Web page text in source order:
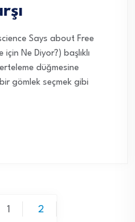
Says about Free
Ne Diyor?) başlıklı
düğmesine
gömlek seçmek gibi
1 2